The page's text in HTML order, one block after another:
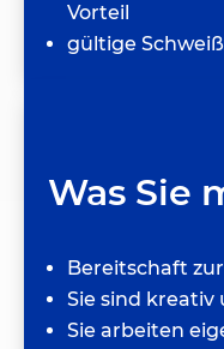
Vorteil
gültige
Was Sie
Bereitschaft
Sie sind kreativ
Sie arbeiten